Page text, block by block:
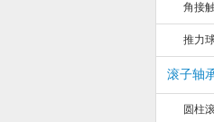
角接
推力
滚子轴
圆柱